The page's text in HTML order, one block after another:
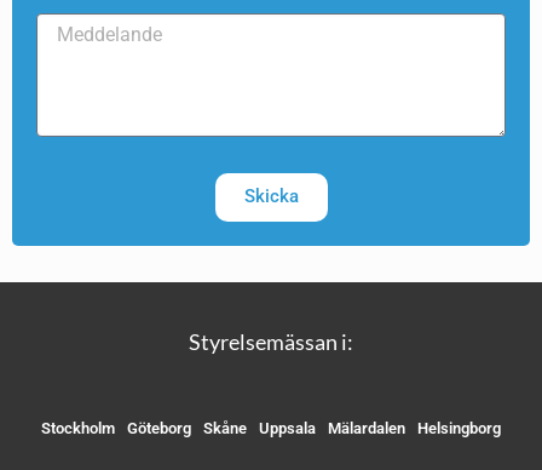
Skicka
Styrelsemässan i:
Stockholm Göteborg Skåne Uppsala Mälardalen Helsingborg